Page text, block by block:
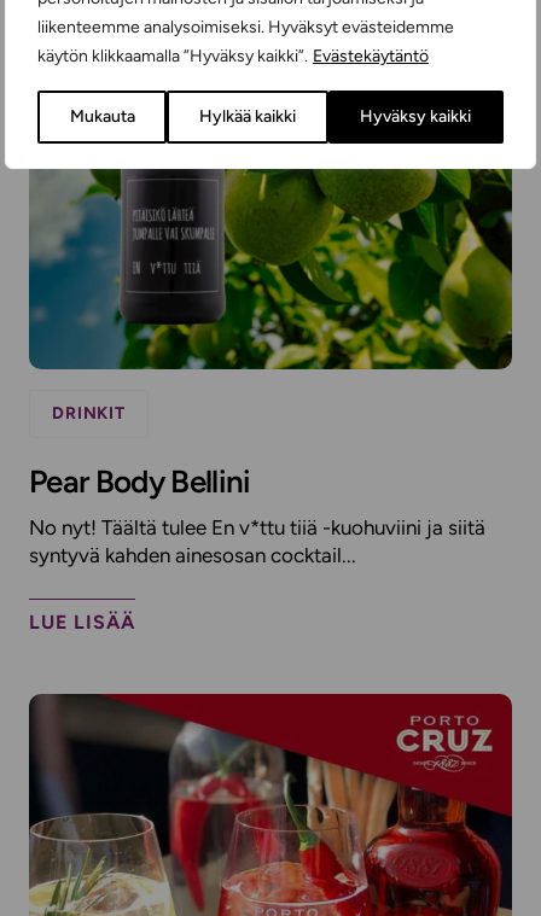
liikenteemme analysoimiseksi. Hyväksyt evästeidemme
käytön klikkaamalla ”Hyväksy kaikki”. Evästekäytäntö
Mukauta Hylkää kaikki Hyväksy kaikki
DRINKIT
Pear Body Bellini
No nyt! Täältä tulee En v*ttu tiiä -kuohuviini ja siitä
syntyvä kahden ainesosan cocktail...
LUE LISÄÄ